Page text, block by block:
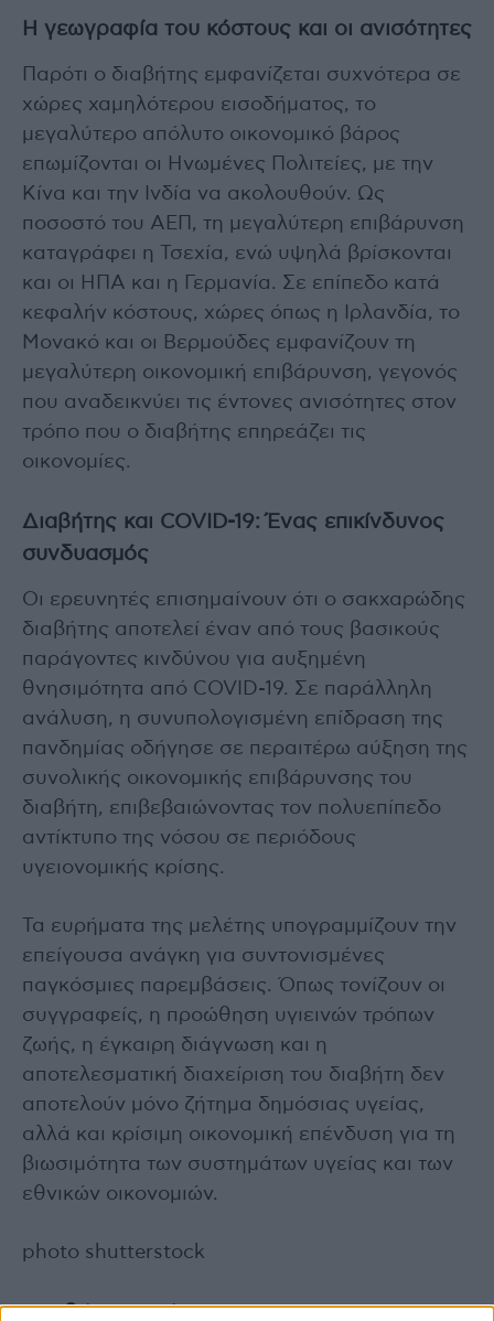
Η γεωγραφία του κόστους και οι ανισότητες
Παρότι ο διαβήτης εμφανίζεται συχνότερα σε
χώρες χαμηλότερου εισοδήματος, το
μεγαλύτερο απόλυτο οικονομικό βάρος
επωμίζονται οι Ηνωμένες Πολιτείες, με την
Κίνα και την Ινδία να ακολουθούν. Ως
ποσοστό του ΑΕΠ, τη μεγαλύτερη επιβάρυνση
καταγράφει η Τσεχία, ενώ υψηλά βρίσκονται
και οι ΗΠΑ και η Γερμανία. Σε επίπεδο κατά
κεφαλήν κόστους, χώρες όπως η Ιρλανδία, το
Μονακό και οι Βερμούδες εμφανίζουν τη
μεγαλύτερη οικονομική επιβάρυνση, γεγονός
που αναδεικνύει τις έντονες ανισότητες στον
τρόπο που ο διαβήτης επηρεάζει τις
οικονομίες.
Διαβήτης και COVID-19: Ένας επικίνδυνος
συνδυασμός
Οι ερευνητές επισημαίνουν ότι ο σακχαρώδης
διαβήτης αποτελεί έναν από τους βασικούς
παράγοντες κινδύνου για αυξημένη
θνησιμότητα από COVID-19. Σε παράλληλη
ανάλυση, η συνυπολογισμένη επίδραση της
πανδημίας οδήγησε σε περαιτέρω αύξηση της
συνολικής οικονομικής επιβάρυνσης του
διαβήτη, επιβεβαιώνοντας τον πολυεπίπεδο
αντίκτυπο της νόσου σε περιόδους
υγειονομικής κρίσης.
Τα ευρήματα της μελέτης υπογραμμίζουν την
επείγουσα ανάγκη για συντονισμένες
παγκόσμιες παρεμβάσεις. Όπως τονίζουν οι
συγγραφείς, η προώθηση υγιεινών τρόπων
ζωής, η έγκαιρη διάγνωση και η
αποτελεσματική διαχείριση του διαβήτη δεν
αποτελούν μόνο ζήτημα δημόσιας υγείας,
αλλά και κρίσιμη οικονομική επένδυση για τη
βιωσιμότητα των συστημάτων υγείας και των
εθνικών οικονομιών.
photo shutterstock
Διαβάστε επίσης